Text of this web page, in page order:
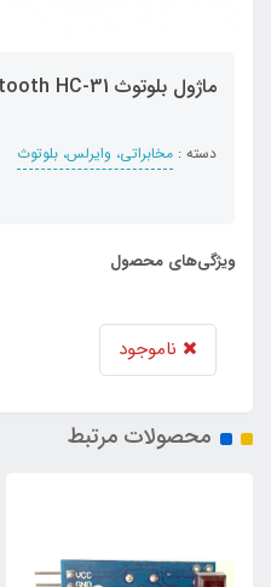
ماژول بلوتوث bluetooth HC-31
دسته : مخابراتی، وایرلس، بلوتوث
ویژگی‌های محصول
ناموجود
محصولات مرتبط